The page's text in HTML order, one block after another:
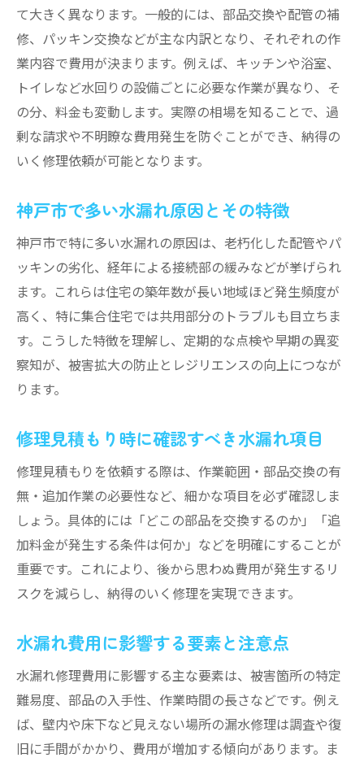
て大きく異なります。一般的には、部品交換や配管の補
修、パッキン交換などが主な内訳となり、それぞれの作
業内容で費用が決まります。例えば、キッチンや浴室、
トイレなど水回りの設備ごとに必要な作業が異なり、そ
の分、料金も変動します。実際の相場を知ることで、過
剰な請求や不明瞭な費用発生を防ぐことができ、納得の
いく修理依頼が可能となります。
神戸市で多い水漏れ原因とその特徴
神戸市で特に多い水漏れの原因は、老朽化した配管やパ
ッキンの劣化、経年による接続部の緩みなどが挙げられ
ます。これらは住宅の築年数が長い地域ほど発生頻度が
高く、特に集合住宅では共用部分のトラブルも目立ちま
す。こうした特徴を理解し、定期的な点検や早期の異変
察知が、被害拡大の防止とレジリエンスの向上につなが
ります。
修理見積もり時に確認すべき水漏れ項目
修理見積もりを依頼する際は、作業範囲・部品交換の有
無・追加作業の必要性など、細かな項目を必ず確認しま
しょう。具体的には「どこの部品を交換するのか」「追
加料金が発生する条件は何か」などを明確にすることが
重要です。これにより、後から思わぬ費用が発生するリ
スクを減らし、納得のいく修理を実現できます。
水漏れ費用に影響する要素と注意点
水漏れ修理費用に影響する主な要素は、被害箇所の特定
難易度、部品の入手性、作業時間の長さなどです。例え
ば、壁内や床下など見えない場所の漏水修理は調査や復
旧に手間がかかり、費用が増加する傾向があります。ま